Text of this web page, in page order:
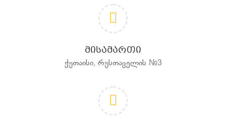
ᲛᲘᲡᲐᲛᲐᲠᲗᲘ
ქუთაისი, რუსთაველის №3